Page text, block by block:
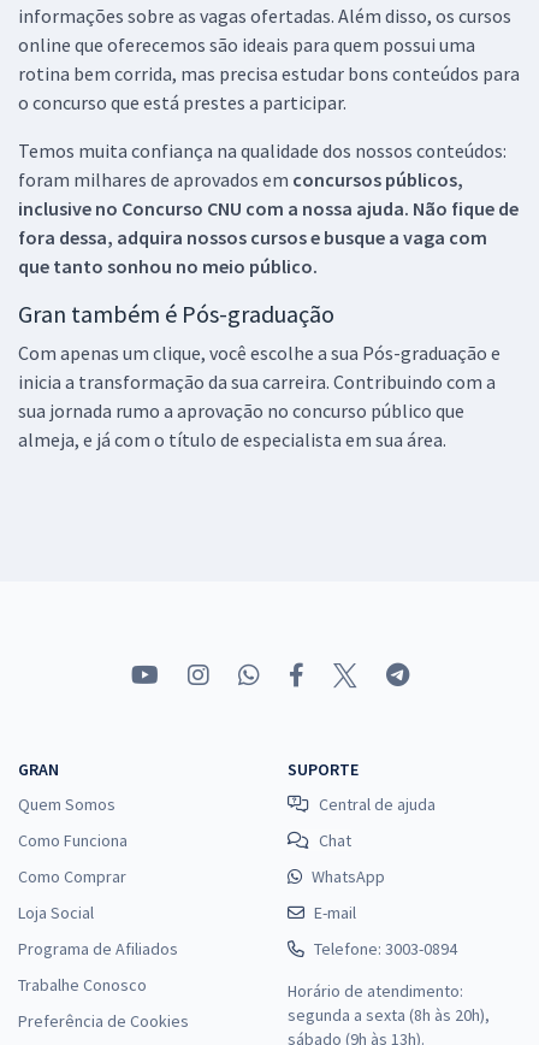
informações sobre as vagas ofertadas. Além disso, os cursos
online que oferecemos são ideais para quem possui uma
rotina bem corrida, mas precisa estudar bons conteúdos para
o concurso que está prestes a participar.
Temos muita confiança na qualidade dos nossos conteúdos:
foram milhares de aprovados em concursos públicos,
inclusive no Concurso CNU com a nossa ajuda. Não fique de
fora dessa, adquira nossos cursos e busque a vaga com
que tanto sonhou no meio público.
Gran também é Pós-graduação
Com apenas um clique, você escolhe a sua Pós-graduação e
inicia a transformação da sua carreira. Contribuindo com a
sua jornada rumo a aprovação no concurso público que
almeja, e já com o título de especialista em sua área.
GRAN
Quem Somos
Como Funciona
Como Comprar
Loja Social
Programa de Afiliados
Trabalhe Conosco
Preferência de Cookies
SUPORTE
Central de ajuda
Chat
WhatsApp
E-mail
Telefone: 3003-0894
Horário de atendimento:
segunda a sexta (8h às 20h),
sábado (9h às 13h).